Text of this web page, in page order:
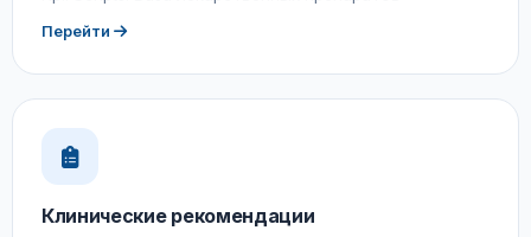
Перейти
Клинические рекомендации